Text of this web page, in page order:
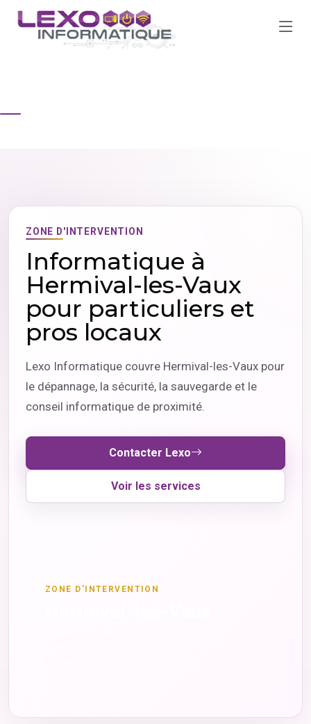
ZONE D'INTERVENTION
Informatique à
Hermival-les-Vaux
pour particuliers et
pros locaux
Lexo Informatique couvre Hermival-les-Vaux pour
le dépannage, la sécurité, la sauvegarde et le
conseil informatique de proximité.
Contacter Lexo
Voir les services
ZONE D'INTERVENTION